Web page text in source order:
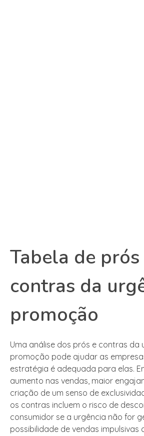
Tabela de prós
contras da
promoção
Uma análise dos prós e contras da
promoção pode ajudar as
estratégia é adequada para elas.
aumento nas vendas, maior
criação de um senso de
os contras incluem o risco de
consumidor se a urgência não for
possibilidade de vendas impulsivas